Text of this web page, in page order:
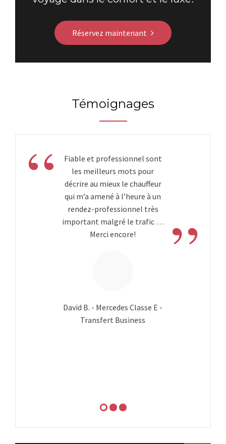
Réservez maintenant
Témoignages
“
Fiable et professionnel sont
les meilleurs mots pour
décrire au mieux le chauffeur
qui m’a amené à l’heure à un
rendez-professionnel très
important malgré le trafic …
Merci encore!
”
David B. - Mercedes Classe E -
Transfert Business